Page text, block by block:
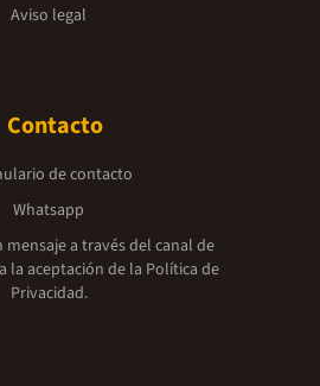
Aviso legal
Contacto
de contacto
Whatsapp
mensaje a través del canal de
la aceptación de la Política de
Privacidad.